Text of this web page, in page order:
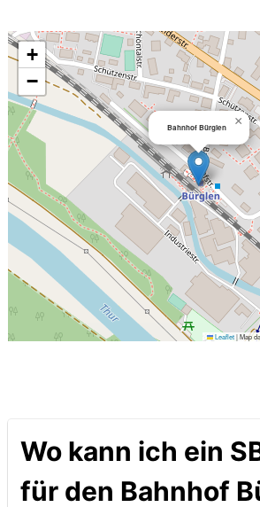
Bahnhof Bürglen ×
+
−
Leaflet|Map
Wo kann ich ein
für den Bahnhof